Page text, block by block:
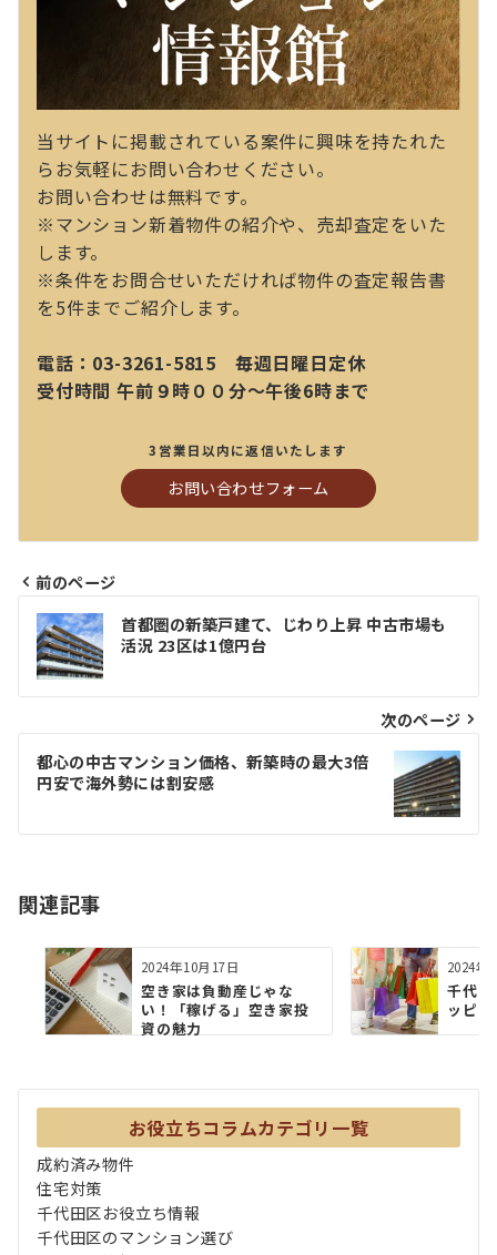
当サイトに掲載されている案件に興味を持たれた
らお気軽にお問い合わせください。
お問い合わせは無料です。
※マンション新着物件の紹介や、売却査定をいた
します。
※条件をお問合せいただければ物件の査定報告書
を5件までご紹介します。
電話：03-3261-5815 毎週日曜日定休
受付時間 午前９時００分～午後6時まで
3営業日以内に返信いたします
お問い合わせフォーム
投
稿
ナ
ビ
ゲ
ー
シ
ン
前のページ
首都圏の新築戸建て、じわり上昇 中古市場も
活況 23区は1億円台
次のページ
都心の中古マンション価格、新築時の最大3倍
円安で海外勢には割安感
関連記事
2024年10月17日
空き家は負動産じゃな
い！「稼げる」空き家投
資の魅力
2024年
千代
ッピ
お役立ちコラムカテゴリ一覧
成約済み物件
住宅対策
千代田区お役立ち情報
千代田区のマンション選び